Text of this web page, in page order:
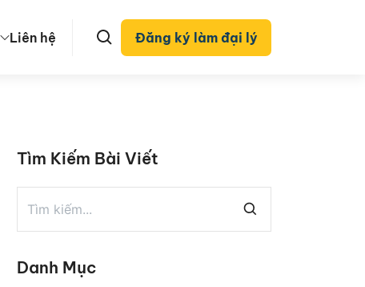
Liên hệ Đăng ký làm đại lý
Tìm Kiếm Bài Viết
Danh Mục